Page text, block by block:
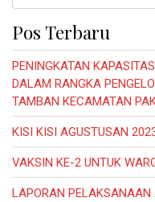
Pos Terbaru
PENINGKATAN
DALAM RANGKA
TAMBAN KECAMATAN
KISI KISI AGUSTUSAN
VAKSIN KE-2 UNTUK
LAPORAN PELAKSANAAN